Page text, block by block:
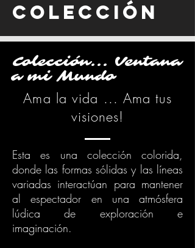
COLECCIÓN
Colección... Ventana
a mi Mundo
Ama la vida ... Ama tus
visiones!
Esta es una colección colorida,
donde las formas sólidas y las líneas
variadas interactúan para mantener
al espectador en una atmósfera
lúdica de exploración e
imaginación.